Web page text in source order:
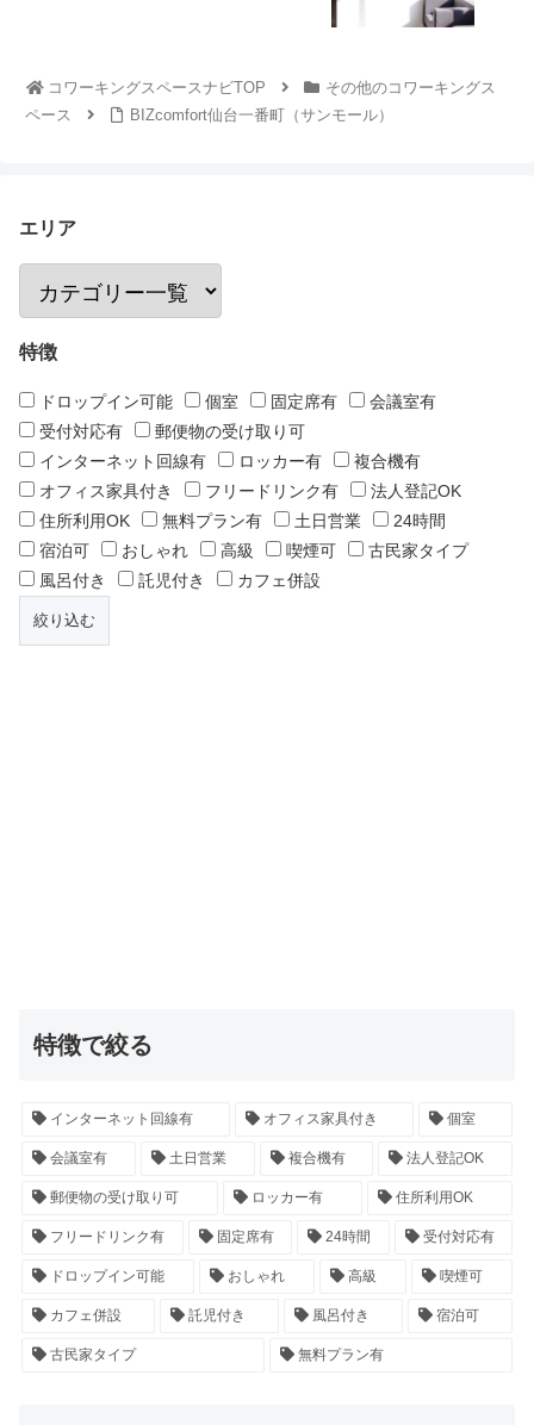
コワーキングスペースナビTOP
その他のコワーキングス
ペース
BIZcomfort仙台一番町（サンモール）
エリア
特徴
ドロップイン可能 個室 固定席有
会議室有
受付対応有
郵便物の受け取り可
インターネット回線有
ロッカー有
複合機有
オフィス家具付き
フリードリンク有
法人登記OK
住所利用OK
無料プラン有 土日営業
24時間
宿泊可
おしゃれ 高級 喫煙可
古民家タイプ
風呂付き
託児付き カフェ併設
特徴で絞る
インターネット回線有 オフィス家具付き 個室
会議室有 土日営業 複合機有 法人登記OK
郵便物の受け取り可 ロッカー有 住所利用OK
フリードリンク有 固定席有 24時間 受付対応有
ドロップイン可能 おしゃれ 高級 喫煙可
カフェ併設 託児付き 風呂付き 宿泊可
古民家タイプ 無料プラン有